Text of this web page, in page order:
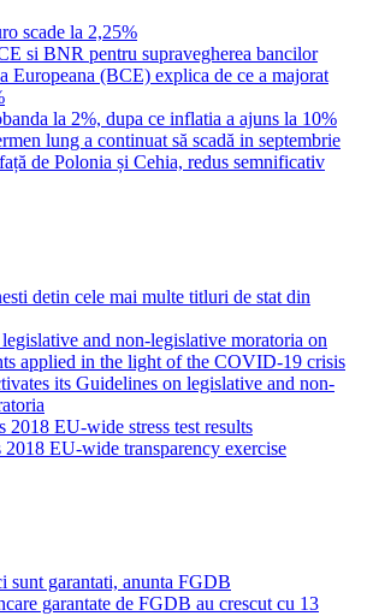
scade la 2,25%
si BNR pentru supravegherea bancilor
Europeana (BCE) explica de ce a majorat
la 2%, dupa ce inflatia a ajuns la 10%
lung a continuat să scadă in septembrie
de Polonia și Cehia, redus semnificativ
detin cele mai multe titluri de stat din
and non-legislative moratoria on
applied in the light of the COVID-19 crisis
its Guidelines on legislative and non-
2018 EU-wide stress test results
EU-wide transparency exercise
sunt garantati, anunta FGDB
garantate de FGDB au crescut cu 13